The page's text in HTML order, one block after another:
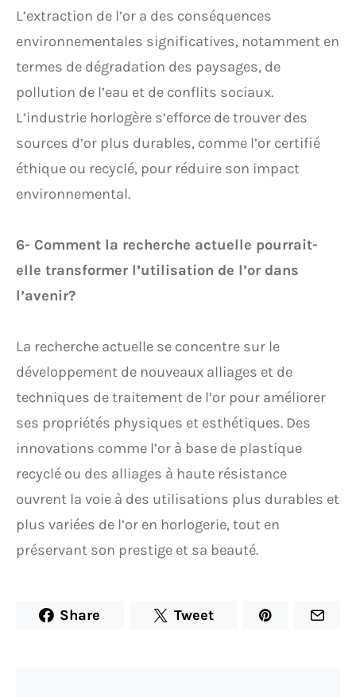
L’extraction de l’or a des conséquences
environnementales significatives, notamment en
termes de dégradation des paysages, de
pollution de l’eau et de conflits sociaux.
L’industrie horlogère s’efforce de trouver des
sources d’or plus durables, comme l’or certifié
éthique ou recyclé, pour réduire son impact
environnemental.
6- Comment la recherche actuelle pourrait-
elle transformer l’utilisation de l’or dans
l’avenir?
La recherche actuelle se concentre sur le
développement de nouveaux alliages et de
techniques de traitement de l’or pour améliorer
ses propriétés physiques et esthétiques. Des
innovations comme l’or à base de plastique
recyclé ou des alliages à haute résistance
ouvrent la voie à des utilisations plus durables et
plus variées de l’or en horlogerie, tout en
préservant son prestige et sa beauté.
Share Tweet